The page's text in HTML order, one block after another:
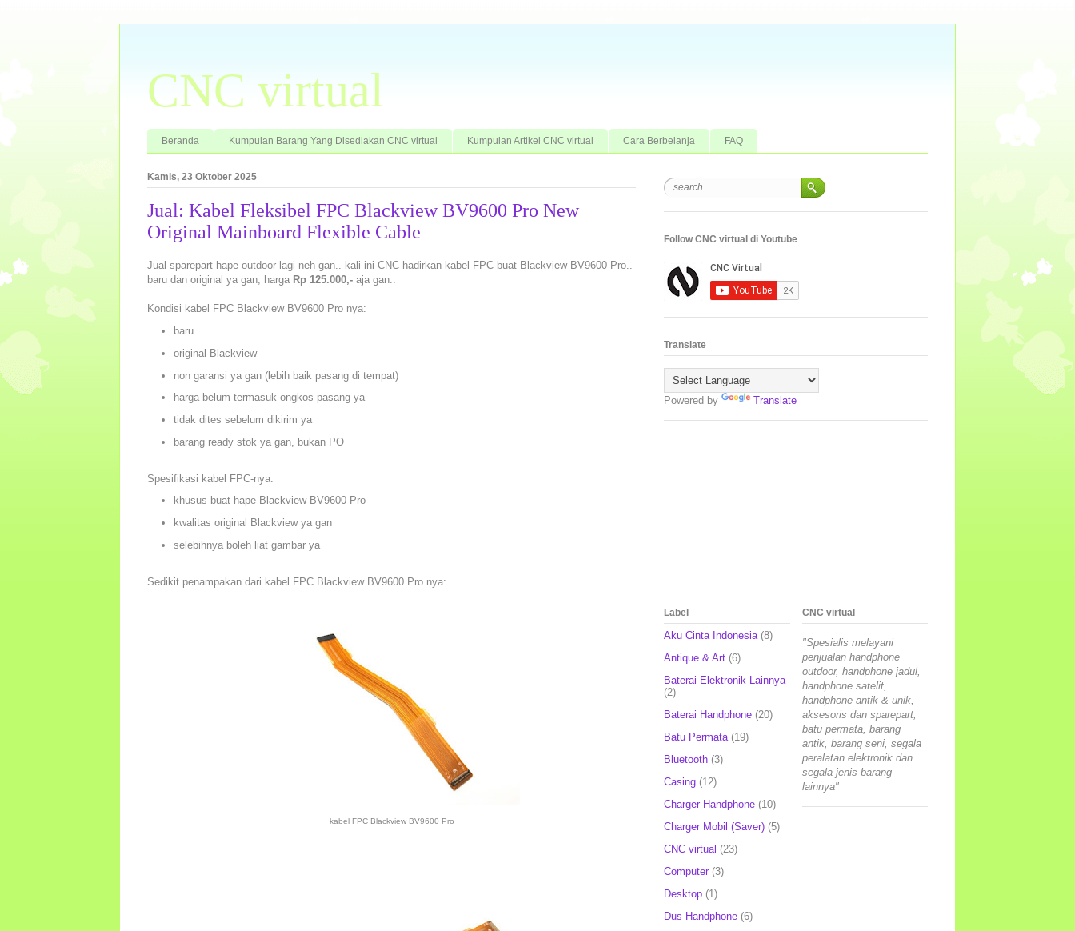
CNC virtual
Beranda Kumpulan Barang Yang Disediakan CNC virtual Kumpulan Artikel CNC virtual Cara Berbelanja FAQ
Kamis, 23 Oktober 2025
Jual: Kabel Fleksibel FPC Blackview BV9600 Pro New
Original Mainboard Flexible Cable
Jual sparepart hape outdoor lagi neh gan.. kali ini CNC hadirkan kabel FPC buat Blackview BV9600 Pro..
baru dan original ya gan, harga Rp 125.000,- aja gan..
Kondisi kabel FPC Blackview BV9600 Pro nya:
baru
original Blackview
non garansi ya gan (lebih baik pasang di tempat)
harga belum termasuk ongkos pasang ya
tidak dites sebelum dikirim ya
barang ready stok ya gan, bukan PO
Spesifikasi kabel FPC-nya:
khusus buat hape Blackview BV9600 Pro
kwalitas original Blackview ya gan
selebihnya boleh liat gambar ya
Sedikit penampakan dari kabel FPC Blackview BV9600 Pro nya:
kabel FPC Blackview BV9600 Pro
Follow CNC virtual di Youtube
Translate
Powered by Translate
Label
Aku Cinta Indonesia (8)
Antique & Art (6)
Baterai Elektronik Lainnya
(2)
Baterai Handphone (20)
Batu Permata (19)
Bluetooth (3)
Casing (12)
Charger Handphone (10)
Charger Mobil (Saver) (5)
CNC virtual (23)
Computer (3)
Desktop (1)
Dus Handphone (6)
CNC virtual
"Spesialis melayani
penjualan handphone
outdoor, handphone jadul,
handphone satelit,
handphone antik & unik,
aksesoris dan sparepart,
batu permata, barang
antik, barang seni, segala
peralatan elektronik dan
segala jenis barang
lainnya"